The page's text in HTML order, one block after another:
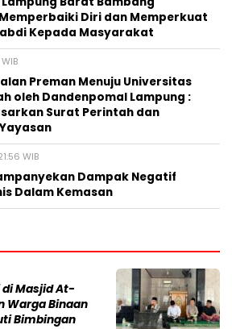
Diri dan Memperkuat
Kepada Masyarakat
Preman Menuju Universitas
oleh Dandenpomal Lampung :
Surat Perintah dan
WIB
Dampak Negatif
Dalam Kemasan
Masjid At-
Warga Binaan
Bimbingan